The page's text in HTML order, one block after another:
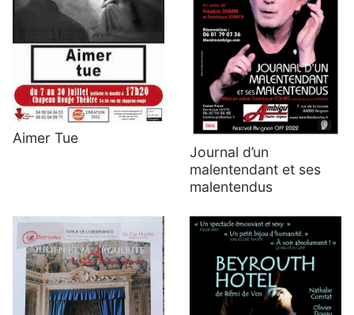
Aimer Tue
Journal d’un
malentendant et ses
malentendus